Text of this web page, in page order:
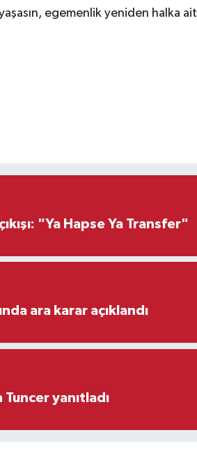
egemenlik yeniden halka ait
"Ya Hapse Ya Transfer"
ara karar açıklandı
yanıtladı